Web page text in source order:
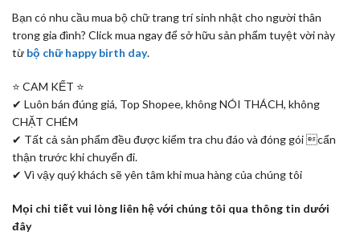
Bạn có nhu cầu mua bộ chữ trang trí sinh nhật cho người thân
trong gia đình? Click mua ngay để sở hữu sản phẩm tuyệt vời này
từ bộ chữ happy birth day.
⭐️ CAM KẾT ⭐️
✔ Luôn bán đúng giá, Top Shopee, không NÓI THÁCH, không
CHẶT CHÉM
✔ Tất cả sản phẩm đều được kiểm tra chu đáo và đóng gói cẩn
thận trước khi chuyển đi.
✔ Vì vậy quý khách sẽ yên tâm khi mua hàng của chúng tôi
Mọi chi tiết vui lòng liên hệ với chúng tôi qua thông tin dưới
đây